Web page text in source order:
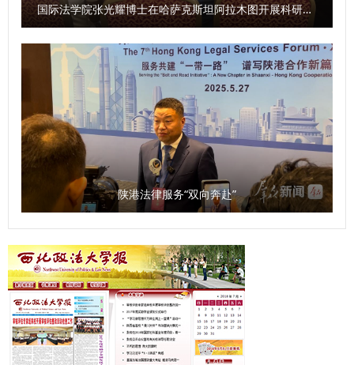
国际法学院张光耀博士在哈萨克斯坦阿拉木图开展科研与社会服务活动
陕港法律服务“双向奔赴”